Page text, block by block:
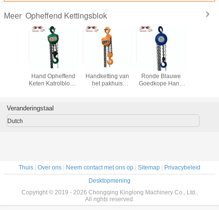
Meer Opheffend Kettingsblok
Vorm
Type
HSZ- CA-Reeks
Hand Opheffend
Keten Katrolblok 3
Van de de
Handketting van
het pakhuis
Certifi van Ce GS.
Ronde Blauwe
Goedkope Hand
Veranderingstaal
Dutch
Thuis Over ons Neem contact met ons op Sitemap
Privacybeleid
Desktopmening
Copyright © 2019 - 2026 Chongqing Kinglong Machinery Co., Ltd..
All rights reserved.